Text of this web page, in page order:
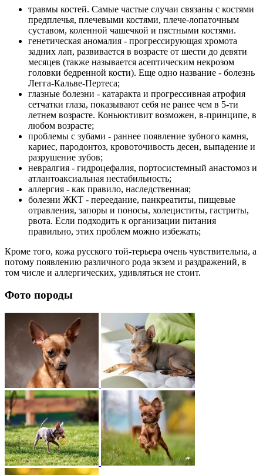
травмы костей. Самые частые случаи связаны с костями
предплечья, плечевыми костями, плече-лопаточным
суставом, коленной чашечкой и пястными костями.
генетическая аномалия - прогрессирующая хромота
задних лап, развивается в возрасте от шести до девяти
месяцев (также называется асептическим некрозом
головки бедренной кости). Еще одно название - болезнь
Легга-Кальве-Пертеса;
глазные болезни - катаракта и прогрессивная атрофия
сетчатки глаза, показывают себя не ранее чем в 5-ти
летнем возрасте. Коньюктивит возможен, в-принципе, в
любом возрасте;
проблемы с зубами - раннее появление зубного камня,
кариес, пародонтоз, кровоточивость десен, выпадение и
разрушение зубов;
невралгия - гидроцефалия, портосистемный анастомоз и
атлантоаксиальная нестабильность;
аллергия - как правило, наследственная;
болезни ЖКТ - переедание, панкреатиты, пищевые
отравления, запоры и поносы, холециститы, гастриты,
рвота. Если подходить к организации питания
правильно, этих проблем можно избежать;
Кроме того, кожа русского той-терьера очень чувствительна, а
потому появлению различного рода экзем и раздражений, в
том числе и аллергических, удивляться не стоит.
Фото породы